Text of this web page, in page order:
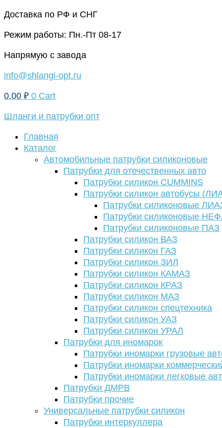
Перейти
содержимому
Доставка по РФ и СНГ
Режим работы: Пн.-Пт 08-17
Напрямую с завода
info@shlangi-opt.ru
0,00 ₽ 0 Cart
Шланги и патрубки опт
Главная
Каталог
Автомобильные патрубки силиконовые
Патрубки для отечественных авто
Патрубки силикон CUMMINS
Патрубки силикон автобусы
Патрубки силиконовые
Патрубки силиконовые
Патрубки силиконовые ПАЗ
Патрубки силикон ВАЗ
Патрубки силикон ГАЗ
Патрубки силикон ЗИЛ
Патрубки силикон КАМАЗ
Патрубки силикон КРАЗ
Патрубки силикон МАЗ
Патрубки силикон спецтехника
Патрубки силикон УАЗ
Патрубки силикон УРАЛ
Патрубки для иномарок
Патрубки иномарки грузовые
Патрубки иномарки
Патрубки иномарки легковые
Патрубки ДМРВ
Патрубки прочие
Универсальные патрубки силикон
Патрубки интеркуллера